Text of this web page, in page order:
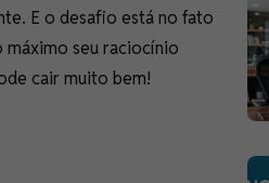
E o desafio está no fato
máximo seu raciocínio
cair muito bem!